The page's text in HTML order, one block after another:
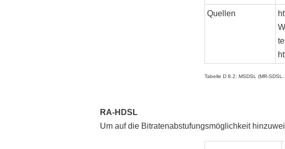
Quellen
Tabelle D 8.2: MSDSL (MR-SDSL,
RA-HDSL
Um auf die Bitratenabstufungsmöglichkeit